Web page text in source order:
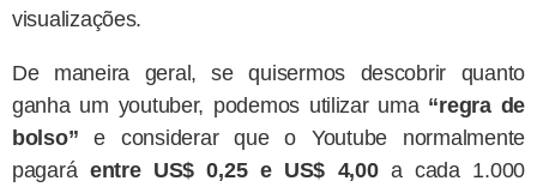
visualizações.
De maneira geral, se quisermos descobrir quanto
ganha um youtuber, podemos utilizar uma “regra de
bolso” e considerar que o Youtube normalmente
pagará entre US$ 0,25 e US$ 4,00a cada 1.000